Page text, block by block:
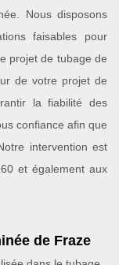
Nous disposons
faisables pour
projet de tubage de
de votre projet de
la fiabilité des
confiance afin que
intervention est
et également aux
de Fraze